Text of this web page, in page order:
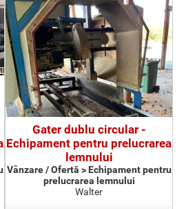
Gater dublu circular -
Echipament pentru prelucrarea
lemnului
Vânzare / Ofertă > Echipament pentru
prelucrarea lemnului
Walter